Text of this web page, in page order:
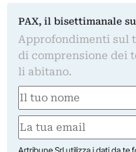
PAX, il bisettimanale
Approfondimenti sul
di comprensione dei
li abitano.
Nome (Obbligatorio)
Email(Obbligatorio)